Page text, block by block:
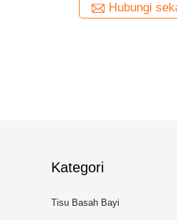
Hubungi
Kategori
Tisu Basah Bayi